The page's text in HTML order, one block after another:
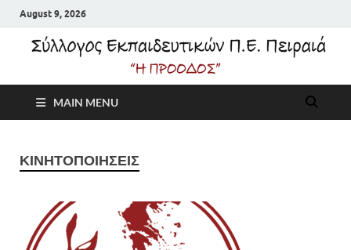
August 9, 2026
Σύλλογος
Εκπαιδευτικών Π.Ε.
Πειραιά "Η Πρόοδος"
MAIN MENU
ΚΙΝΗΤΟΠΟΙΗΣΕΙΣ